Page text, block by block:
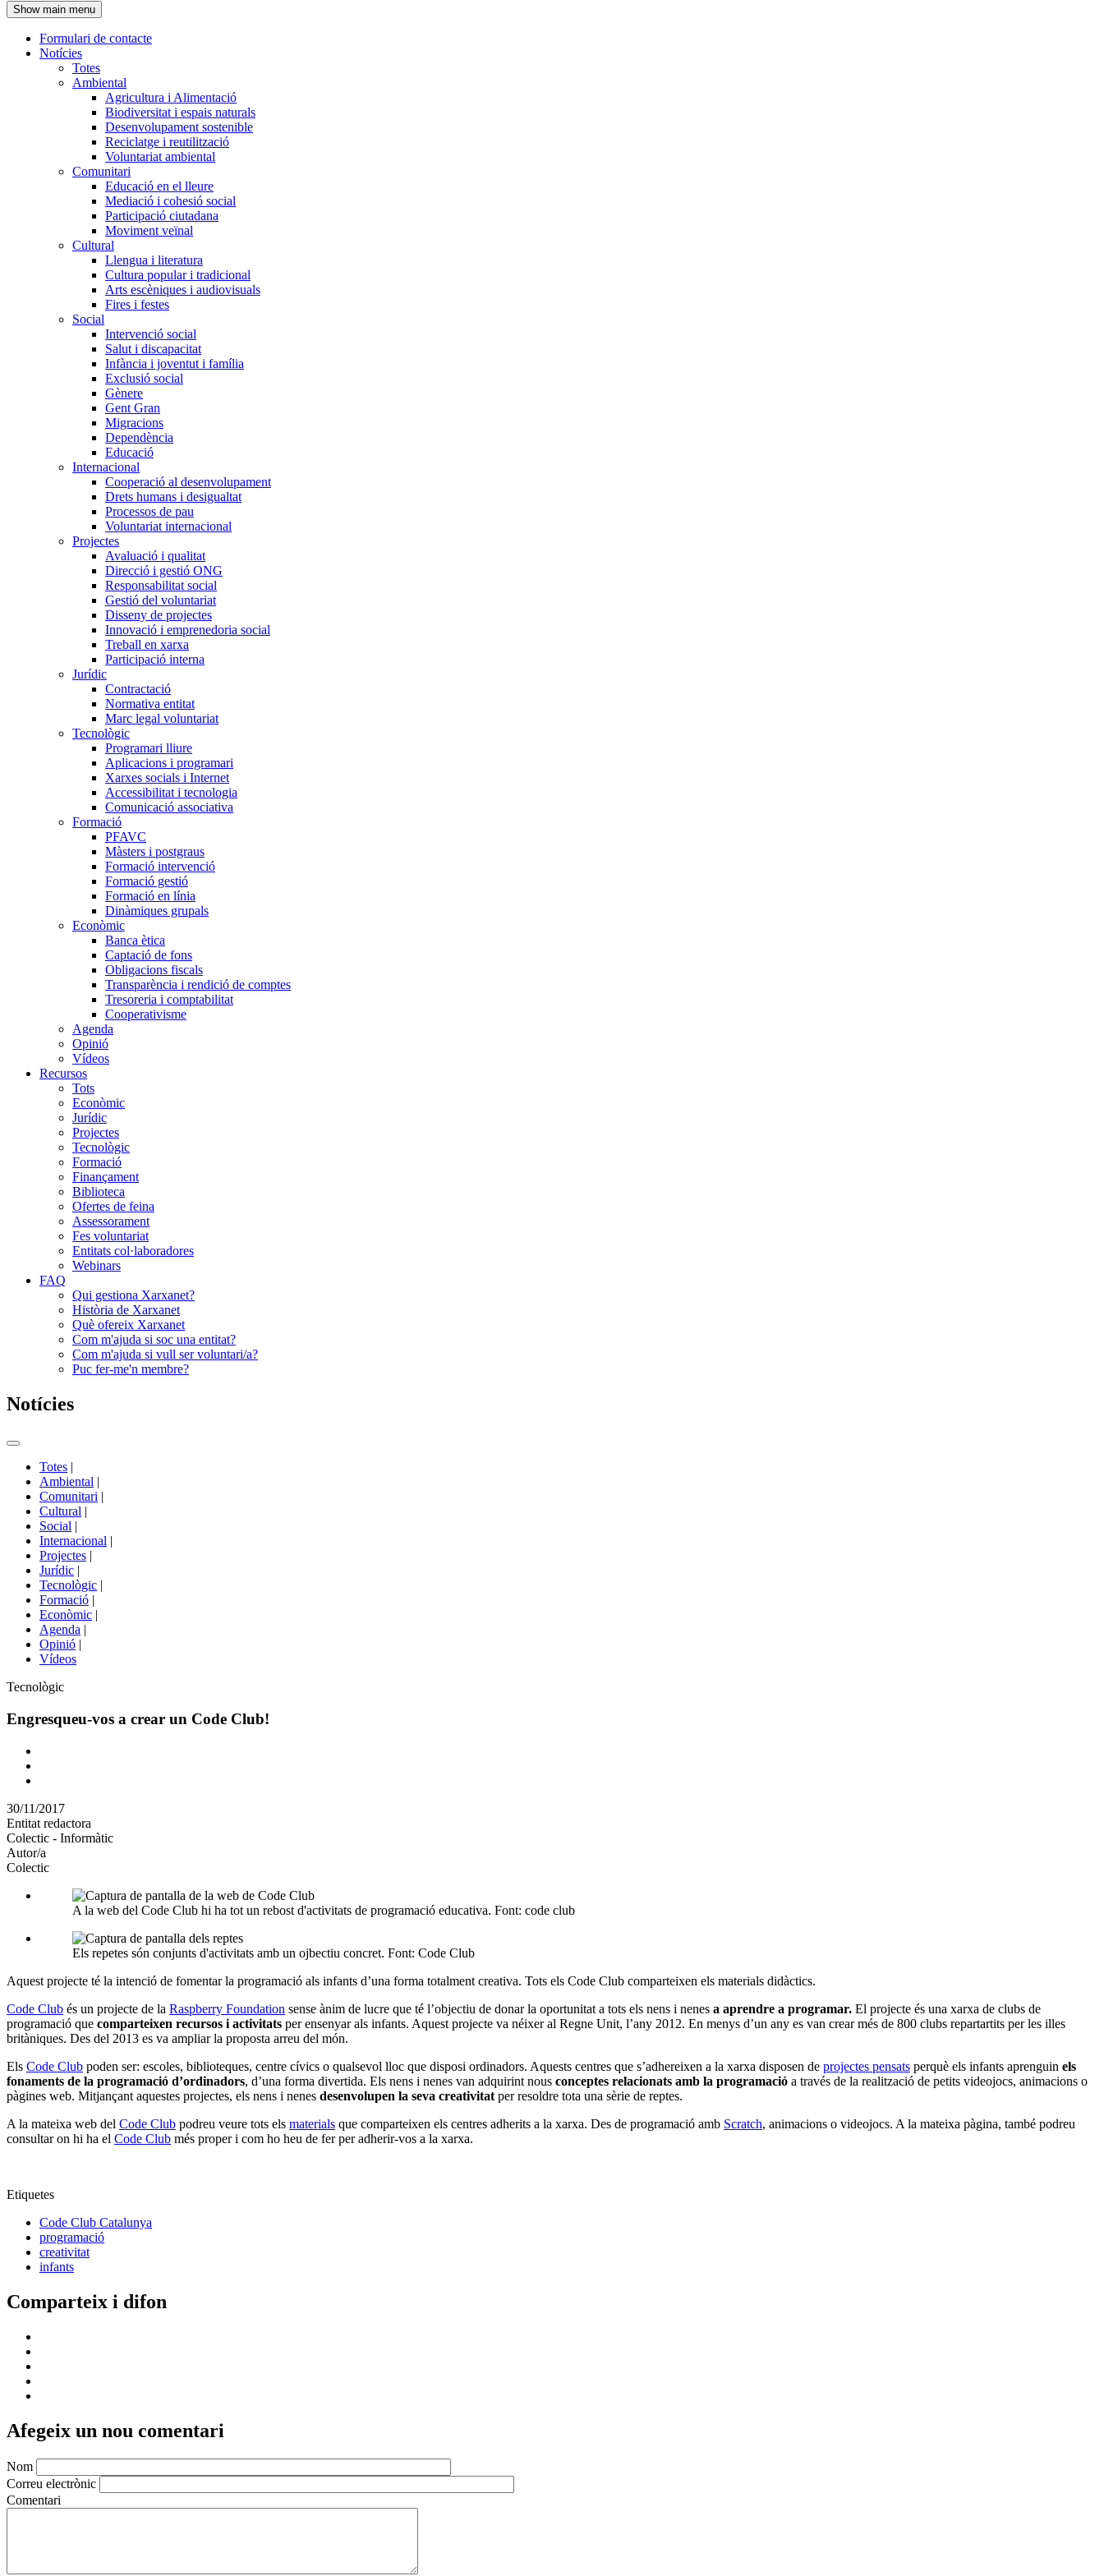
l'encapçalament
Show main menu
Navegació
principal
Formulari de contacte
Notícies
Totes
Ambiental
Agricultura i Alimentació
Biodiversitat i espais naturals
Desenvolupament sostenible
Reciclatge i reutilització
Voluntariat ambiental
Comunitari
Educació en el lleure
Mediació i cohesió social
Participació ciutadana
Moviment veïnal
Cultural
Llengua i literatura
Cultura popular i tradicional
Arts escèniques i audiovisuals
Fires i festes
Social
Intervenció social
Salut i discapacitat
Infància i joventut i família
Exclusió social
Gènere
Gent Gran
Migracions
Dependència
Educació
Internacional
Cooperació al desenvolupament
Drets humans i desigualtat
Processos de pau
Voluntariat internacional
Projectes
Avaluació i qualitat
Direcció i gestió ONG
Responsabilitat social
Gestió del voluntariat
Disseny de projectes
Innovació i emprenedoria social
Treball en xarxa
Participació interna
Jurídic
Contractació
Normativa entitat
Marc legal voluntariat
Tecnològic
Programari lliure
Aplicacions i programari
Xarxes socials i Internet
Accessibilitat i tecnologia
Comunicació associativa
Formació
PFAVC
Màsters i postgraus
Formació intervenció
Formació gestió
Formació en línia
Dinàmiques grupals
Econòmic
Banca ètica
Captació de fons
Obligacions fiscals
Transparència i rendició de comptes
Tresoreria i comptabilitat
Cooperativisme
Agenda
Opinió
Vídeos
Recursos
Tots
Econòmic
Jurídic
Projectes
Tecnològic
Formació
Finançament
Biblioteca
Ofertes de feina
Assessorament
Fes voluntariat
Entitats col·laboradores
Webinars
FAQ
Qui gestiona Xarxanet?
Història de Xarxanet
Què ofereix Xarxanet
Com m'ajuda si soc una entitat?
Com m'ajuda si vull ser voluntari/a?
Puc fer-me'n membre?
Notícies
Commutador
portals
Totes |
Ambiental |
Comunitari |
Cultural |
Social |
Internacional |
Projectes |
Jurídic |
Tecnològic |
Formació |
Econòmic |
Agenda |
Opinió |
Vídeos
Àmbit
la
notícia
Tecnològic
Engresqueu-vos a crear un Code Club!
Comparteix
altres
xarxes
socials
30/11/2017
Entitat redactora
Colectic - Informàtic
Autor/a
Colectic
A la web del Code Club hi ha tot un rebost d'activitats de programació educativa. Font: code club
Els repetes són conjunts d'activitats amb un ojbectiu concret. Font: Code Club
Aquest projecte té la intenció de fomentar la programació als infants d’una forma totalment creativa. Tots els Code Club comparteixen els materials didàctics.
Code Club és un projecte de la Raspberry Foundation sense ànim de lucre que té l’objectiu de donar la oportunitat a tots els nens i nenes a aprendre a programar. El projecte és una xarxa de clubs de
programació que comparteixen recursos i activitats per ensenyar als infants. Aquest projecte va néixer al Regne Unit, l’any 2012. En menys d’un any es van crear més de 800 clubs repartartits per les illes
britàniques. Des del 2013 es va ampliar la proposta arreu del món.
Els Code Club poden ser: escoles, biblioteques, centre cívics o qualsevol lloc que disposi ordinadors. Aquests centres que s’adhereixen a la xarxa disposen de projectes pensats perquè els infants aprenguin els
fonaments de la programació d’ordinadors, d’una forma divertida. Els nens i nenes van adquirint nous conceptes relacionats amb la programació a través de la realització de petits videojocs, animacions o
pàgines web. Mitjançant aquestes projectes, els nens i nenes desenvolupen la seva creativitatper resoldre tota una sèrie de reptes.
A la mateixa web del Code Club podreu veure tots els materials que comparteixen els centres adherits a la xarxa. Des de programació amb Scratch, animacions o videojocs. A la mateixa pàgina, també podreu
consultar on hi ha el Code Club més proper i com ho heu de fer per adherir-vos a la xarxa.
Etiquetes
Code Club Catalunya
programació
creativitat
infants
Comparteix i difon
Afegeix un nou comentari
Nom
Correu electrònic
Comentari